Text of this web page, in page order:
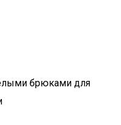
брюками для